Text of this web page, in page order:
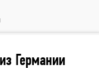
Германии